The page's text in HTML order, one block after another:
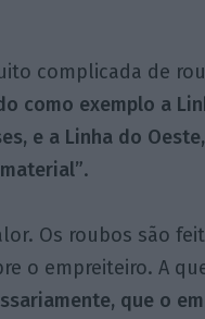
complicada de
como exemplo a
e a Linha do
.
Os roubos são
o empreiteiro. A
que o